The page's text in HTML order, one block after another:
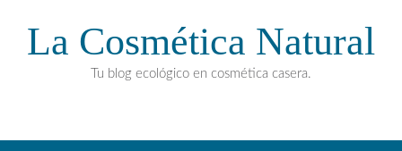
La Cosmética Natural
Tu blog ecológico en cosmética casera.